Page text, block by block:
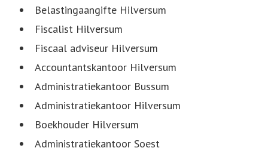
Belastingaangifte Hilversum
Fiscalist Hilversum
Fiscaal adviseur Hilversum
Accountantskantoor Hilversum
Administratiekantoor Bussum
Administratiekantoor Hilversum
Boekhouder Hilversum
Administratiekantoor Soest